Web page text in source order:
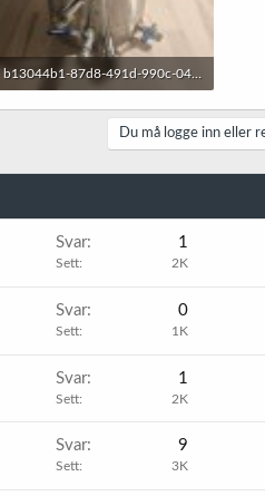
b13044b1-87d8-491d-990c-045841eed4b5.jpg
327,8 KB · Sett: 14
Du må logge inn eller
Svar 1
Sett 2K
Svar 0
Sett 1K
Svar 1
Sett 2K
Svar 9
Sett 3K